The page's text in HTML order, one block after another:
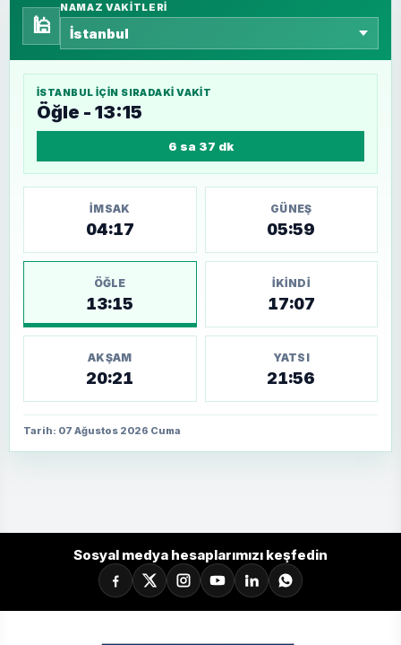
🕌
NAMAZ VAKITLERI
İSTANBUL IÇIN SIRADAKI VAKIT
Öğle - 13:15
6 sa 37 dk
İMSAK
04:17
GÜNEŞ
05:59
ÖĞLE
13:15
İKINDI
17:07
AKŞAM
20:21
YATSI
21:56
Tarih: 07 Ağustos 2026 Cuma
Sosyal medya hesaplarımızı keşfedin